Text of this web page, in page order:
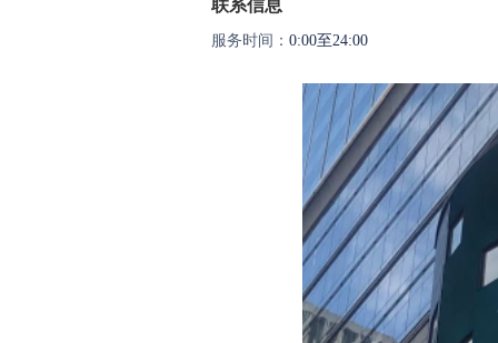
联系信息
服务时间： 0:00至24:00